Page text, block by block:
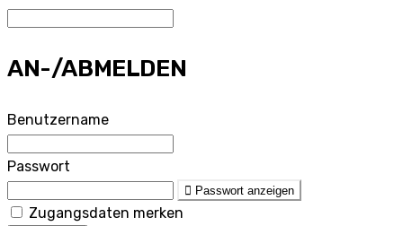
AN-/ABMELDEN
Benutzername
Passwort
Passwort anzeigen
Zugangsdaten merken